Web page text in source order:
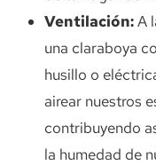
Ventilación:A
una claraboya
husillo o
airear nuestros
contribuyendo
la humedad de